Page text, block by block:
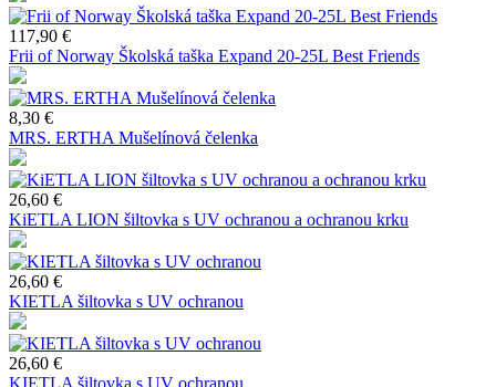
117,90 €
Frii of Norway Školská taška Expand 20-25L Best Friends
8,30 €
MRS. ERTHA Mušelínová čelenka
26,60 €
KiETLA LION šiltovka s UV ochranou a ochranou krku
26,60 €
KIETLA šiltovka s UV ochranou
26,60 €
KIETLA šiltovka s UV ochranou